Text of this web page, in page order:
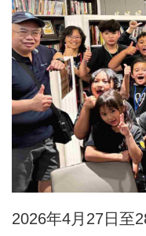
2026年4月27日至